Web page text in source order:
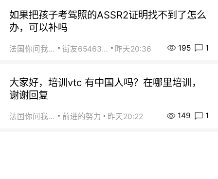
如果把孩子考驾照的ASSR2证明找不到了怎么
办，可以补吗
法国你问我答 街友65463281 昨天20:36 195 1
大家好，培训vtc 有中国人吗？在哪里培训，
谢谢回复
法国你问我答 前进的努力 昨天20:22 149 1